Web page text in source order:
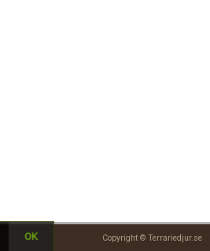
Copyright © Terrariedjur.se
OK